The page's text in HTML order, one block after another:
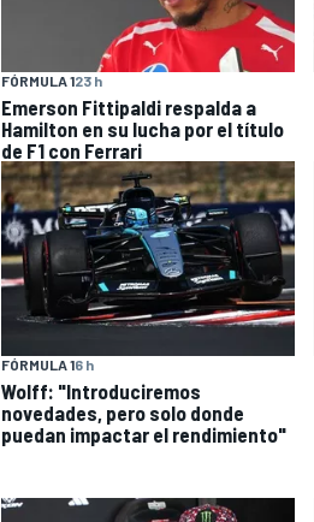
FÓRMULA 123 h
Emerson Fittipaldi respalda a
Hamilton en su lucha por el título
de F1 con Ferrari
FÓRMULA 16 h
Wolff: "Introduciremos
novedades, pero solo donde
puedan impactar el rendimiento"